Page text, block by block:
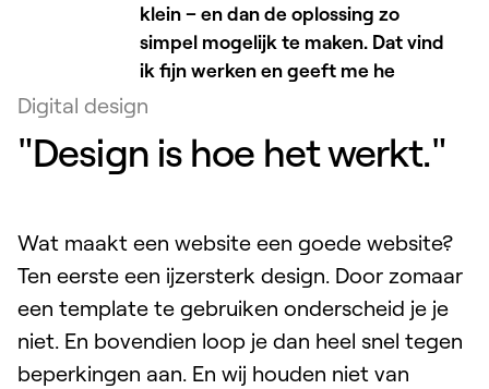
klein – en dan de oplossing zo
simpel mogelijk te maken. Dat vind
ik fijn werken en geeft me het
vertrouwen dat het hoe dan ook
Digital design
"Design is hoe het werkt."
Wat maakt een website een goede website?
Ten eerste een ijzersterk design. Door zomaar
een template te gebruiken onderscheid je je
niet. En bovendien loop je dan heel snel tegen
beperkingen aan. En wij houden niet van